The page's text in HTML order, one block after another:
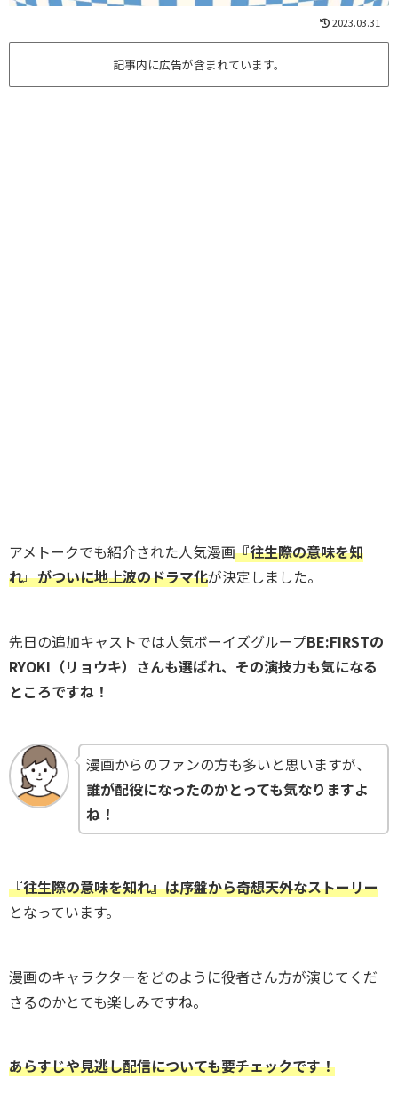
2023.03.31
記事内に広告が含まれています。
アメトークでも紹介された人気漫画『往生際の意味を知
れ』がついに地上波のドラマ化が決定しました。
先日の追加キャストでは人気ボーイズグループBE:FIRSTの
RYOKI（リョウキ）さんも選ばれ、その演技力も気になる
ところですね！
漫画からのファンの方も多いと思いますが、
誰が配役になったのかとっても気なりますよ
ね！
『往生際の意味を知れ』は序盤から奇想天外なストーリー
となっています。
漫画のキャラクターをどのように役者さん方が演じてくだ
さるのかとても楽しみですね。
あらすじや見逃し配信についても要チェックです！